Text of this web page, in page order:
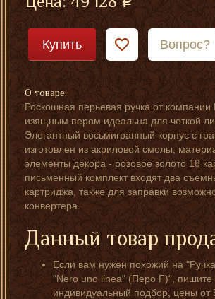
Купить Вопрос?
О товаре:
Роскошная перьевая ручка от
изящным пером идеальна для четкой
Элегантный восьмигранный корпус с
изготовлен из акриловой смолы,
элементы декора - розовое золото 18
письменный комплект входят два
картриджа, также для заправки
конвертера.
Данный товар
Если вам нужен похожий на
"Nero uno linea" (Перо F)", пишите
индивидуальный подбор, цены от